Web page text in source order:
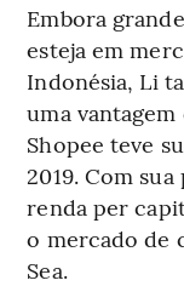
Embora
esteja em
Indonésia, Li
uma
Shopee teve
2019. Com
renda per
o mercado de
Sea.